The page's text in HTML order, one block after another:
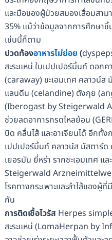
และมือของผู้ป่วยสมองเสื่อมสาม
35% แม้ว่าข้อมูลจากการศึกษาชิ้
เช่นนี้ก็ตาม
ปวดท้องอาหารไม่ย่อย (
สะระแหน่ ใบเปปเปอร์มิ้นท์ ดอก
(caraway) ชะเอมเทศ คลาวน์ส
แลนดีน (celandine) ตังกุย
(Iberogast by Steigerwald
ช่วยลดอาการกรดไหลย้อน
บิด คลื่นไส้ และอาเจียนได้ อีกทั้
เปปเปอร์มิ้นท์ คลาวน์ส มัสตาร์
เยอรมัน ยี่หร่า รากชะเอมเทศ แ
Steigerwald
โรคทางกระเพาะและลำไส้ของผู้
กัน
การติดเชื้อไวรัส Herpes
สะระแหน่ (LomaHerpan by